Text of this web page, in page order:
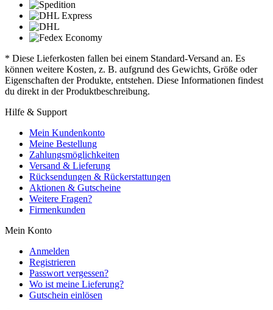
* Diese Lieferkosten fallen bei einem Standard-Versand an. Es
können weitere Kosten, z. B. aufgrund des Gewichts, Größe oder
Eigenschaften der Produkte, entstehen. Diese Informationen findest
du direkt in der Produktbeschreibung.
Hilfe & Support
Mein Kundenkonto
Meine Bestellung
Zahlungsmöglichkeiten
Versand & Lieferung
Rücksendungen & Rückerstattungen
Aktionen & Gutscheine
Weitere Fragen?
Firmenkunden
Mein Konto
Anmelden
Registrieren
Passwort vergessen?
Wo ist meine Lieferung?
Gutschein einlösen